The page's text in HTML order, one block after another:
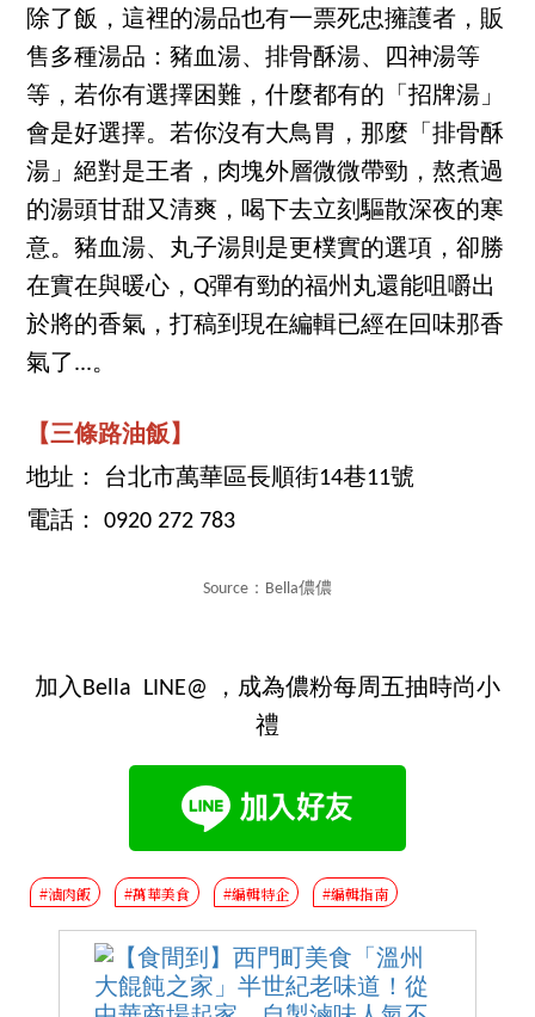
除了飯，這裡的湯品也有一票死忠擁護者，販
售多種湯品：豬血湯、排骨酥湯、四神湯等
等，若你有選擇困難，什麼都有的「招牌湯」
會是好選擇。若你沒有大鳥胃，那麼「排骨酥
湯」絕對是王者，肉塊外層微微帶勁，熬煮過
的湯頭甘甜又清爽，喝下去立刻驅散深夜的寒
意。豬血湯、丸子湯則是更樸實的選項，卻勝
在實在與暖心，Q彈有勁的福州丸還能咀嚼出
於將的香氣，打稿到現在編輯已經在回味那香
氣了...。
【三條路油飯】
地址： 台北市萬華區長順街14巷11號
電話： 0920 272 783
Source：Bella儂儂
加入Bella LINE@ ，成為儂粉每周五抽時尚小
禮
#滷肉飯 #萬華美食 #編輯特企 #編輯指南